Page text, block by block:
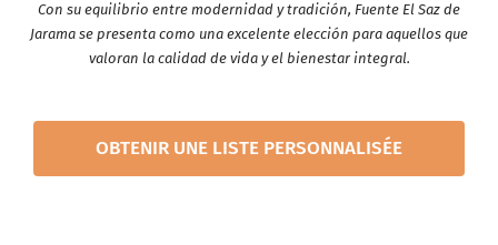
Con su equilibrio entre modernidad y tradición, Fuente El Saz de
Jarama se presenta como una excelente elección para aquellos que
valoran la calidad de vida y el bienestar integral.
OBTENIR UNE LISTE PERSONNALISÉE